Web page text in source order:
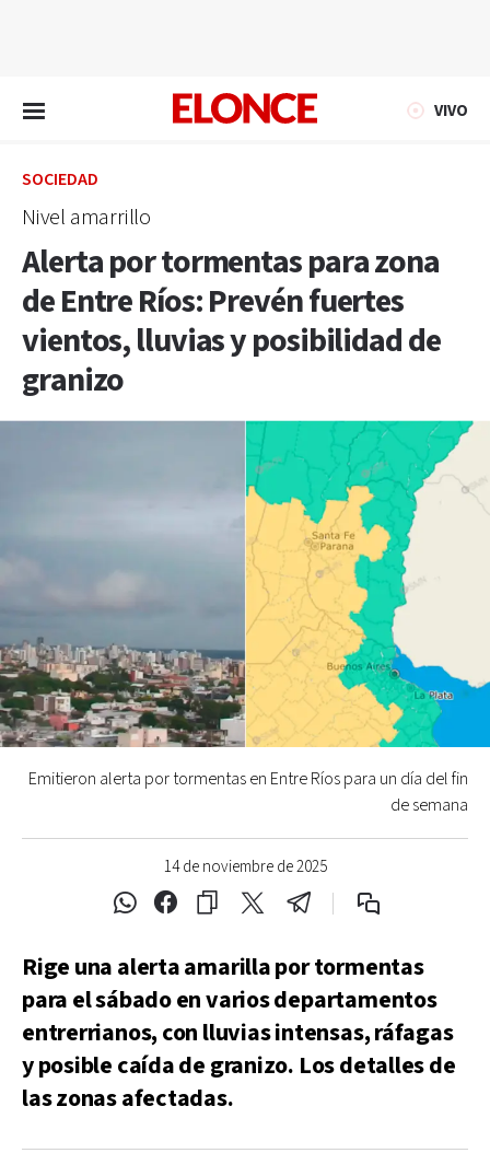
VIVO
SOCIEDAD
Nivel amarrillo
Alerta por tormentas para zona
de Entre Ríos: Prevén fuertes
vientos, lluvias y posibilidad de
granizo
14 de noviembre de 2025
Emitieron alerta por tormentas en Entre Ríos para un día del fin
de semana
Rige una alerta amarilla por tormentas
para el sábado en varios departamentos
entrerrianos, con lluvias intensas, ráfagas
y posible caída de granizo. Los detalles de
las zonas afectadas.